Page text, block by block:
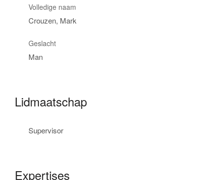
Volledige naam
Geslacht
Lidmaatschap
Expertises